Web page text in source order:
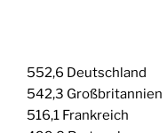
552,6 Deutschland
542,3 Großbritannien
516,1 Frankreich